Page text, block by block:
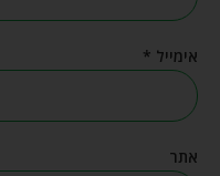
אימייל *
אתר